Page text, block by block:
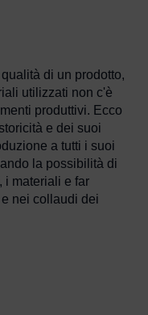
di un prodotto,
utilizzati non c'è
produttivi. Ecco
e dei suoi
a tutti i suoi
la possibilità di
i materiali e far
nei collaudi dei